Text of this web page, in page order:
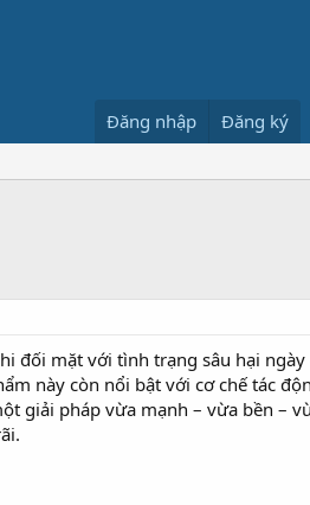
Đăng nhập Đăng ký
đối mặt với tình trạng sâu hại ngày
này còn nổi bật với cơ chế tác
giải pháp vừa mạnh – vừa bền –